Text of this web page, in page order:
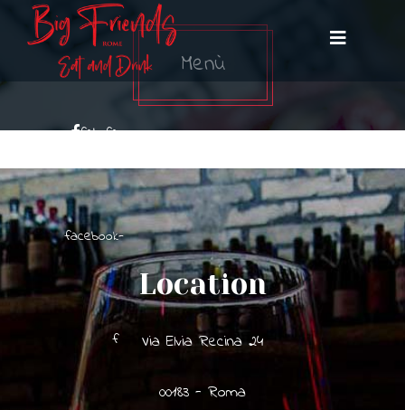
fab fa-
facebook-
f
Menù
Location
Via Elvia Recina 24
00183 - Roma